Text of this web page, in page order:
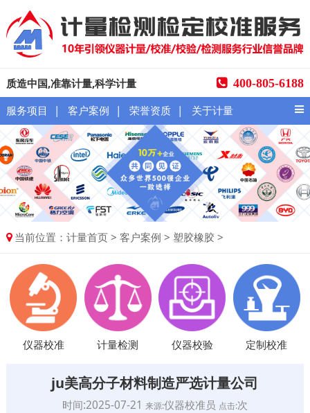
质造中国,准靠计量,科学计量 400-805-6188
服务项目 | 客户案例 | 荣誉资质 | 关于计量
当前位置：计量首页 >客户案例 > 塑胶橡胶 >
仪器校准 计量检测 仪器校验 定制校准
ju美高分子材料制造严选计量公司
时间:2025-07-21 来源:仪器校准员 点击:次